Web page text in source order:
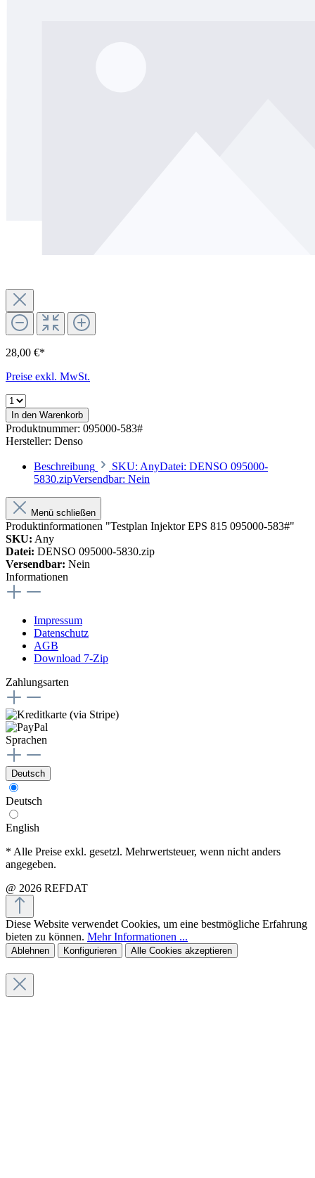
28,00 €*
Preise exkl. MwSt.
In den Warenkorb
Produktnummer: 095000-583#
Hersteller: Denso
Beschreibung
SKU: AnyDatei: DENSO 095000-
5830.zipVersendbar: Nein
Menü schließen
Produktinformationen "Testplan Injektor EPS 815 095000-583#"
SKU: Any
Datei: DENSO 095000-5830.zip
Versendbar: Nein
Informationen
Impressum
Datenschutz
AGB
Download 7-Zip
Zahlungsarten
Sprachen
Deutsch
Deutsch
English
* Alle Preise exkl. gesetzl. Mehrwertsteuer, wenn nicht anders
angegeben.
@ 2026 REFDAT
Diese Website verwendet Cookies, um eine bestmögliche Erfahrung
bieten zu können. Mehr Informationen ...
Ablehnen Konfigurieren Alle Cookies akzeptieren